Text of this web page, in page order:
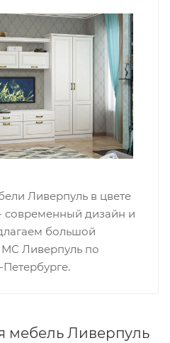
Ливерпуль в цвете
современный дизайн и
большой
МС Ливерпуль по
мебель Ливерпуль